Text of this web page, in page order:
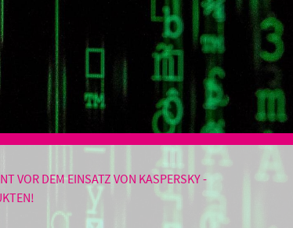
VOR DEM EINSATZ VON KASPERSKY -